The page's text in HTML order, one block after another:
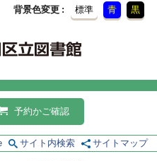
背景色変更 標準 青 黒
予約かご確認
サイト内検索 サイトマップ